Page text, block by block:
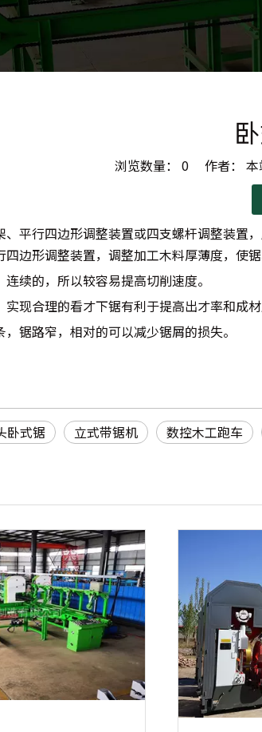
浏览数量： 0作者： 本
、平行四边形调整装置或四支螺杆调整装置
边形调整装置，调整加工木料厚薄度，使锯
续的，所以较容易提高切削速度。
现合理的看才下锯有利于提高出才率和成材
锯路窄，相对的可以减少锯屑的损失。
卧式锯 立式带锯机 数控木工跑车